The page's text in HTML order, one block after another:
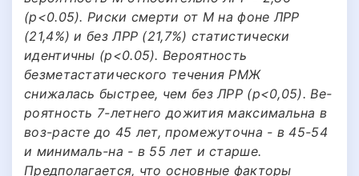
(p<0.05). Риски смерти от М на фоне ЛРР
(21,4%) и без ЛРР (21,7%) статистически
идентичны (p<0.05). Вероятность
безметастатического течения РМЖ
снижалась быстрее, чем без ЛРР (p<0,05). Ве-
роятность 7-летнего дожития максимальна в
воз-расте до 45 лет, промежуточна - в 45-54
и минималь-на - в 55 лет и старше.
Предполагается, что основные факторы